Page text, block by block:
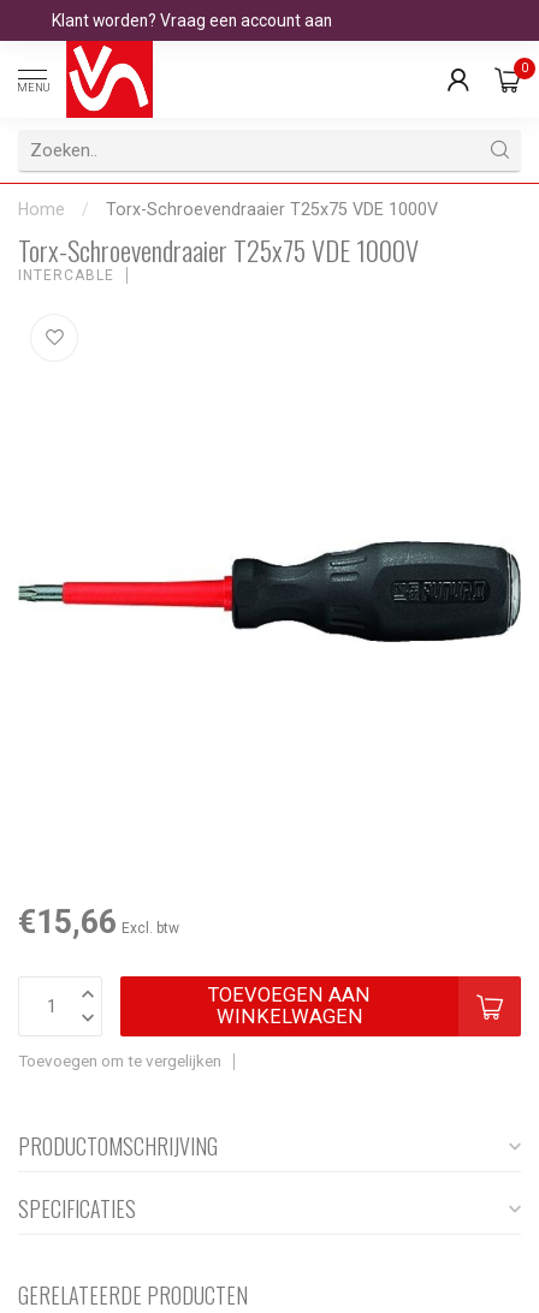
Klant worden? Vraag een account aan
MENU
0
Home / Torx-Schroevendraaier T25x75 VDE 1000V
Torx-Schroevendraaier T25x75 VDE 1000V
INTERCABLE
€15,66 Excl. btw
TOEVOEGEN AAN
WINKELWAGEN
Toevoegen om te vergelijken
PRODUCTOMSCHRIJVING
SPECIFICATIES
GERELATEERDE PRODUCTEN